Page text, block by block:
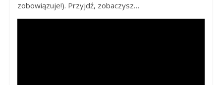
zobowiązuje!). Przyjdź, zobaczysz…